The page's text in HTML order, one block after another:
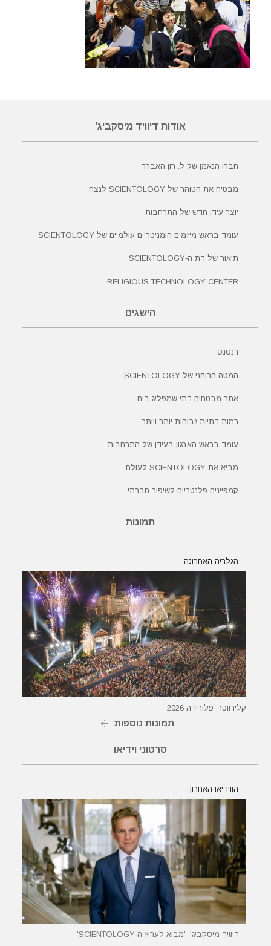
אודות דיוויד מיסקביג'
חברו הנאמן של ל. רון האברד
מבטיח את הטוהר של SCIENTOLOGY לנצח
יוצר עידן חדש של התרחבות
עומד בראש מיזמים הומניטריים עולמיים של SCIENTOLOGY
תיאור של דת ה‑SCIENTOLOGY
RELIGIOUS TECHNOLOGY CENTER
הישגים
רנסנס
המטה הרוחני של SCIENTOLOGY
אתר מבטחים דתי שמפליג בים
רמות דתיות גבוהות יותר ויותר
עומד בראש הארגון בעידן של התרחבות
מביא את SCIENTOLOGY לעולם
קמפיינים פלנטריים לשיפור חברתי
תמונות
הגלריה האחרונה
קלירווטר, פלורידה 2026
תמונות נוספות
סרטוני וידיאו
הווידיאו האחרון
דיוויד מיסקביג', 'מבוא לערוץ ה‑SCIENTOLOGY'